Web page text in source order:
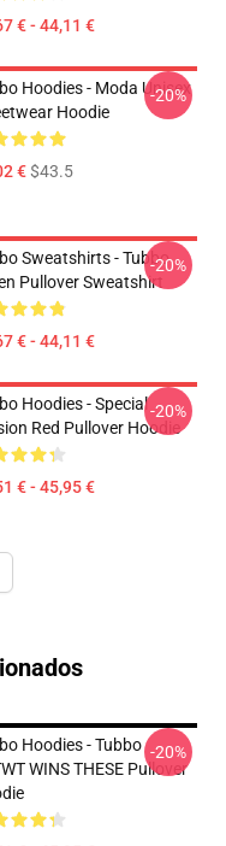
€ - 44,11 €
Hoodies - Moda Unisex
Hoodie
€$43.5
-20%
Sweatshirts - Tubbo
Pullover Sweatshirt
€ - 44,11 €
-20%
Hoodies - Special
Red Pullover Hoodie
€ - 45,95 €
-20%
Hoodies - Tubbo
WINS THESE Pullover
-20%